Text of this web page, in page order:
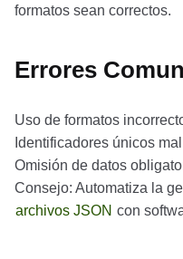
formatos sean correctos.
Errores
Uso de formatos
Identificadores únicos
Omisión de datos
Consejo: Automatiza la
archivos JSON con